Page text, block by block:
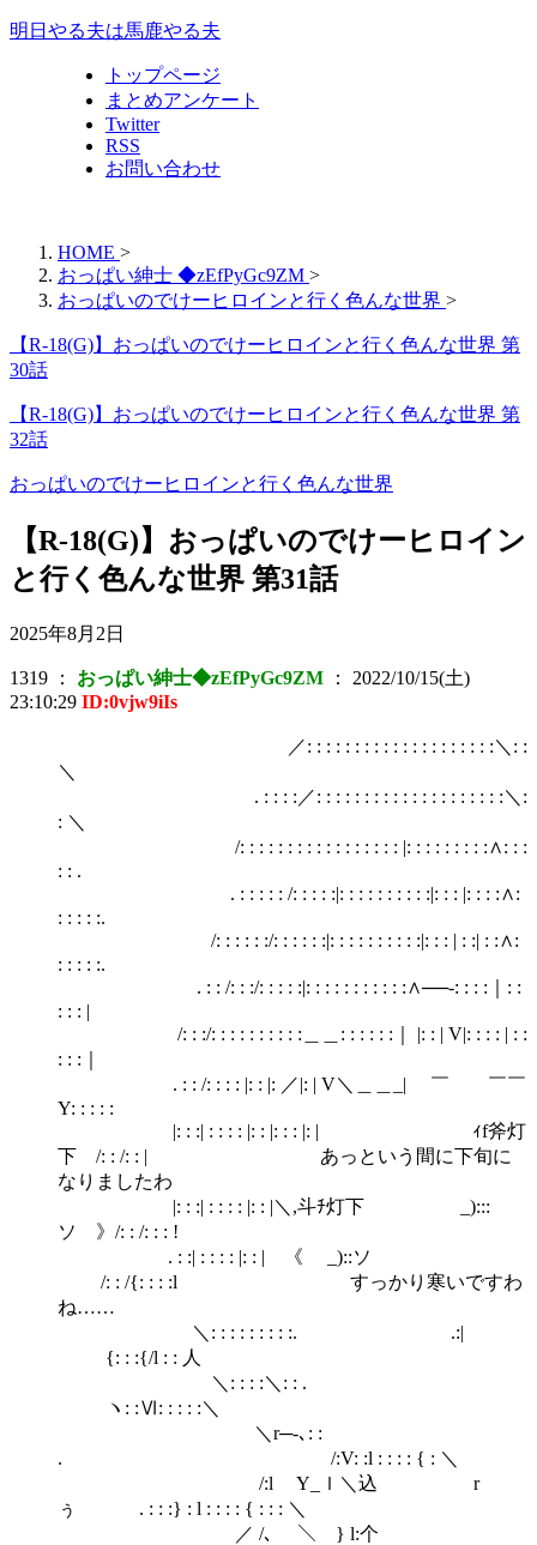
明日やる夫は馬鹿やる夫
トップページ
まとめアンケート
Twitter
RSS
お問い合わせ
HOME >
おっぱい紳士 ◆zEfPyGc9ZM >
おっぱいのでけーヒロインと行く色んな世界 >
【R-18(G)】おっぱいのでけーヒロインと行く色んな世界 第
30話
【R-18(G)】おっぱいのでけーヒロインと行く色んな世界 第
32話
おっぱいのでけーヒロインと行く色んな世界
【R-18(G)】おっぱいのでけーヒロイン
と行く色んな世界 第31話
2025年8月2日
1319 ： おっぱい紳士◆zEfPyGc9ZM ： 2022/10/15(土)
23:10:29 ID:0vjw9iIs
／: : : : : : : : : : : : : : : : : : : :＼: :
＼
. : : : :／: : : : : : : : : : : : : : : : : : : :＼:
: ＼
/: : : : : : : : : : : : : : : : : |: : : : : : : : :∧: : :
: : .
. : : : : : /: : : : :|: : : : : : : : : :|: : : |: : : :∧:
: : : : :.
/: : : : : :/: : : : : :|: : : : : : : : : :|: : : | : :| : :∧:
: : : : :.
. : : /: : :/: : : : :|: : : : : : : : : : :∧──‐: : : :｜: :
: : : |
/: : :/: : : : : : : : : :＿＿: : : : : :｜ |: : | V|: : : : | : :
: : :｜
. : : /: : : : |: : |: ／|: | V＼＿＿_| ￣ ￣￣
Υ: : : : :
|: : :| : : : : |: : |: : : |: | ｨf斧灯
下 /: : /: : | あっという間に下旬に
なりましたわ
|: : :| : : : : |: : |＼,斗ﾁ灯下 _):::
ソ 》/: : /: : : !
. : :| : : : : |: : | 《 _)::ソ
/: : /{: : : :l すっかり寒いですわ
ね……
＼: : : : : : : : :. .:|
{: : :{/l : : 人
＼: : : :＼: : .
ヽ: :Ⅵ: : : : :＼
＼r─‐､: :
. /:V: :l : : : : { : ＼
/:l Y_ｌ＼込 r
ぅ . : : :} : l : : : : { : : : ＼
／ /､ ＼ } l:个